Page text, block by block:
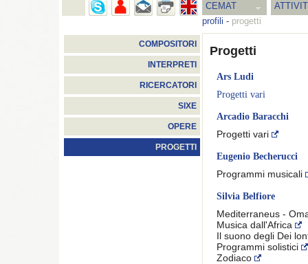
CEMAT
profili - progetti
COMPOSITORI
INTERPRETI
RICERCATORI
SIXE
OPERE
PROGETTI
Progetti
Ars Ludi
Progetti vari
Arcadio Baracchi
Progetti vari
Eugenio Becherucci
Programmi musicali
Silvia Belfiore
Mediterraneus -
Musica dall'Africa
Il suono degli Dei
Programmi solistici
Zodiaco